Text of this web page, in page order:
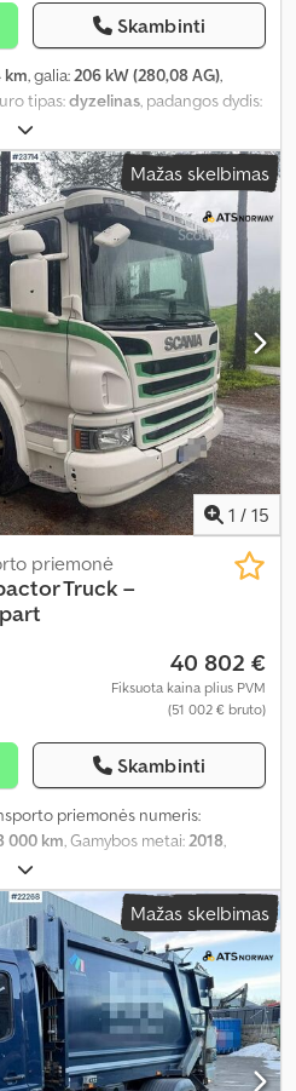
Skambinti
km, galia:206 kW (280,08 AG),
tipas:dyzelinas, padangos dydis:
80 procentas
dyzelinas, stabdžiai:retarderis,
, pavarų skaičius:6,
oras, Gamybos metai:2014
, Įranga:
centrinis užraktas, diferencialo
elektriškai
kontrolė, oro kondicionavimas,
trauki kontrolė, vairo
Mažas skelbimas
1 / 15
priemonė
Truck –
40 802 €
Fiksuota kaina plius PVM
(51 002 € bruto)
Skambinti
priemonės numeris:
000 km , Gamybos metai: 2018
Mažas skelbimas